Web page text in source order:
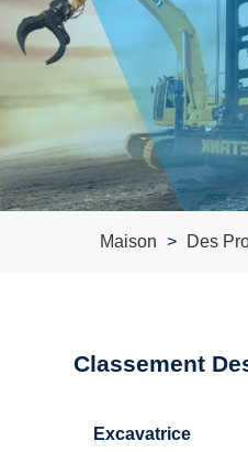
Maison Des
Classement
Excavatrice